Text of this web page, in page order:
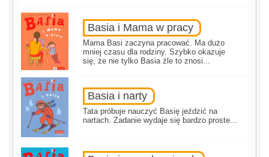
Basia i Mama w pracy
Mama Basi zaczyna pracować. Ma dużo
mniej czasu dla rodziny. Szybko okazuje
się, że nie tylko Basia źle to znosi...
Basia i narty
Tata próbuje nauczyć Basię jeździć na
nartach. Zadanie wydaje się bardzo proste...